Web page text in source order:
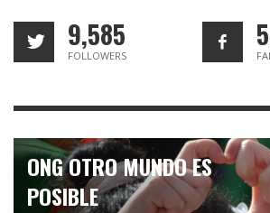
9,585
FOLLOWERS
ONG OTRO MUNDO ES
POSIBLE